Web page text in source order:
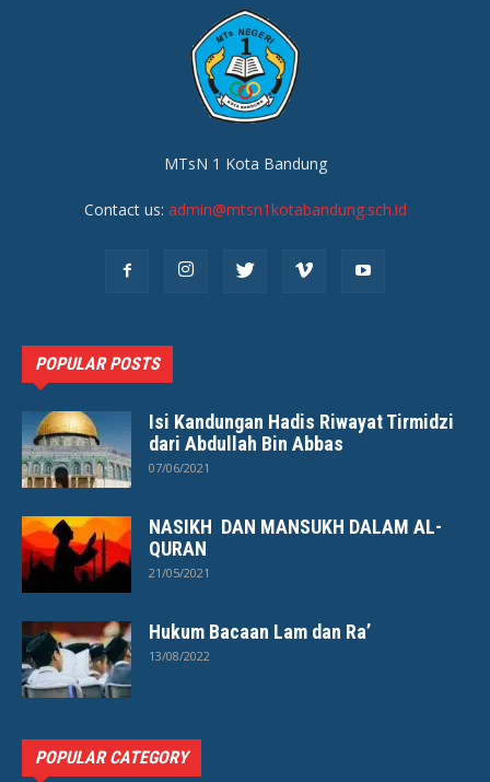
MTsN 1 Kota Bandung
Contact us: admin@mtsn1kotabandung.sch.id
POPULAR POSTS
Isi Kandungan Hadis Riwayat Tirmidzi
dari Abdullah Bin Abbas
07/06/2021
NASIKH DAN MANSUKH DALAM AL-
QURAN
21/05/2021
Hukum Bacaan Lam dan Ra’
13/08/2022
POPULAR CATEGORY